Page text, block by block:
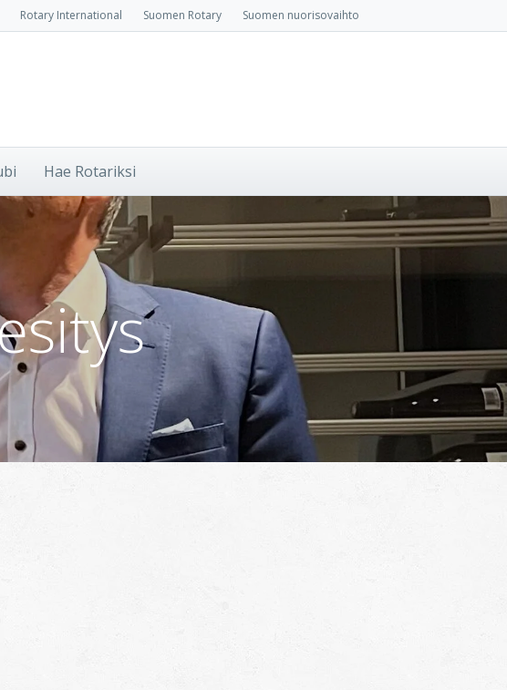
Rotary International Suomen Rotary Suomen nuorisovaihto
Hae Rotariksi